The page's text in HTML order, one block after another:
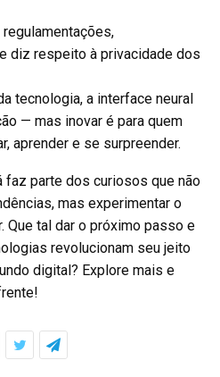
diz respeito à privacidade dos
tecnologia, a interface neural
— mas inovar é para quem
aprender e se surpreender.
faz parte dos curiosos que não
mas experimentar o
Que tal dar o próximo passo e
revolucionam seu jeito
digital? Explore mais e